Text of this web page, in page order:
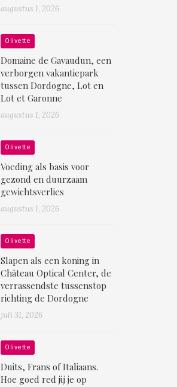
augustus 1, 2026
Olivette
Domaine de Gavaudun, een
verborgen vakantiepark
tussen Dordogne, Lot en
Lot et Garonne
augustus 1, 2026
Olivette
Voeding als basis voor
gezond en duurzaam
gewichtsverlies
augustus 1, 2026
Olivette
Slapen als een koning in
Château Optical Center, de
verrassendste tussenstop
richting de Dordogne
juli 31, 2026
Olivette
Duits, Frans of Italiaans.
Hoe goed red jij je op